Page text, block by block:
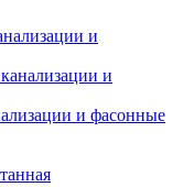
и
и
и фасонные